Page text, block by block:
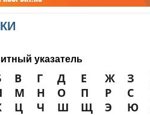
указатель
В Г Д Е Ж З
М Н О П Р С
Ц Ч Ш Щ Э Ю